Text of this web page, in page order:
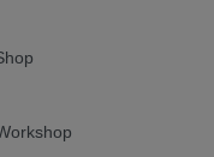
etwa 1945 bis
etwa 1970 bis